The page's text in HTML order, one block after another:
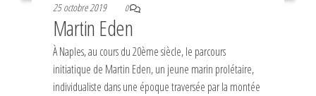
25 octobre 2019
0
Martin Eden
À Naples, au cours du 20ème siècle, le parcours
initiatique de Martin Eden, un jeune marin prolétaire,
individualiste dans une époque traversée par la montée